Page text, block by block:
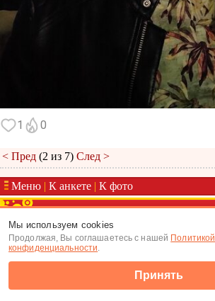
1 0
< Пред (2 из 7) След >
Меню | К анкете | К фото
(c) Tabor.ru 2026
Мы используем cookies
Продолжая, Вы соглашаетесь с нашей Политикой
конфиденциальности.
Принять